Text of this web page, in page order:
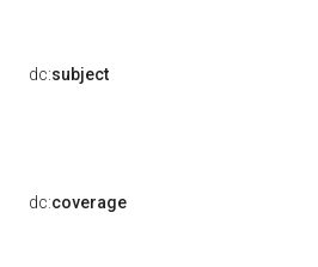
dc:subject
dc:coverage